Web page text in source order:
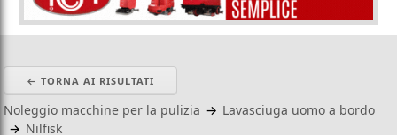
← TORNA AI RISULTATI
Noleggio macchine per la pulizia → Lavasciuga uomo a bordo
→ Nilfisk